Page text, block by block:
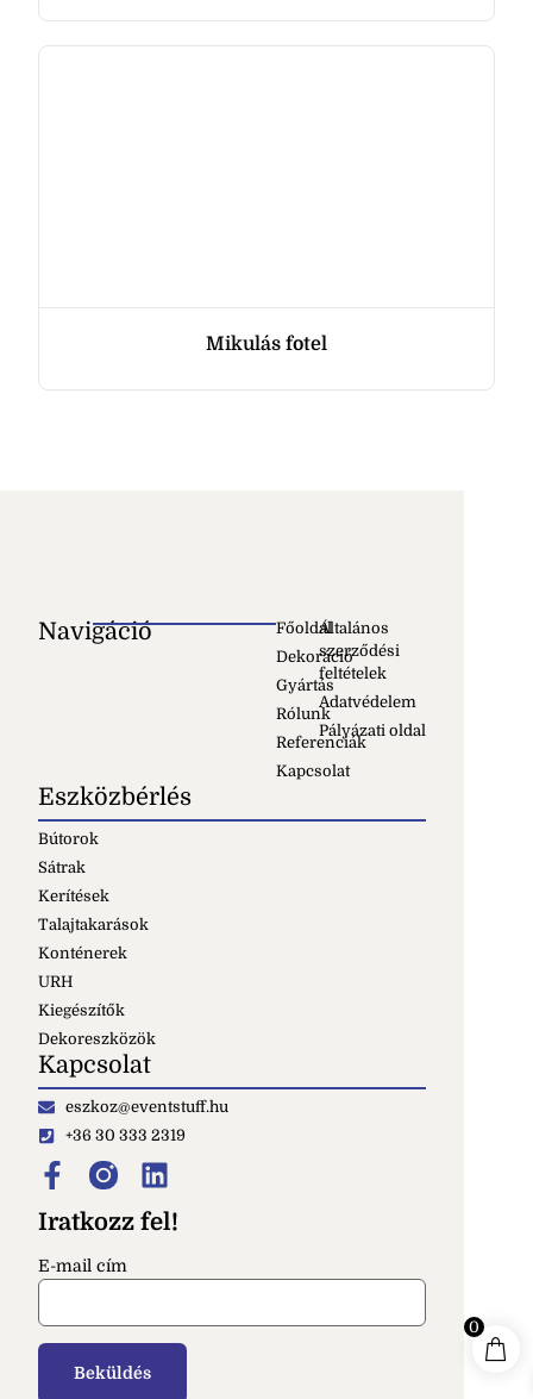
Mikulás fotel
Navigáció
Főoldal
Dekoráció
Gyártás
Rólunk
Referenciák
Kapcsolat
Általános
szerződési
feltételek
Adatvédelem
Pályázati oldal
Eszközbérlés
Bútorok
Sátrak
Kerítések
Talajtakarások
Konténerek
URH
Kiegészítők
Dekoreszközök
Kapcsolat
eszkoz@eventstuff.hu
+36 30 333 2319
Iratkozz fel!
E-mail cím
0